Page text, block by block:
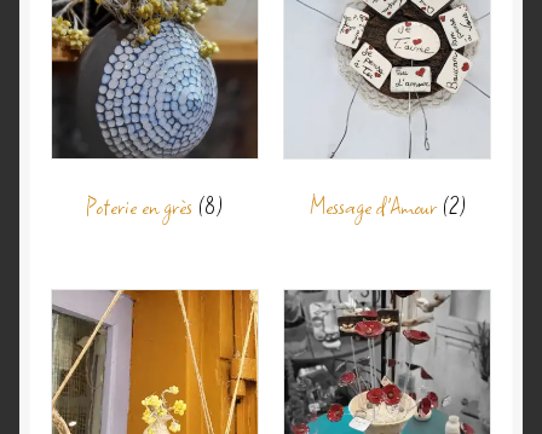
Poterie en grès (8) Message d'Amour(2)